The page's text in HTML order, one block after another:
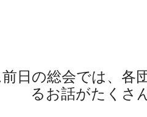
日の総会では、各
るお話がたくさ